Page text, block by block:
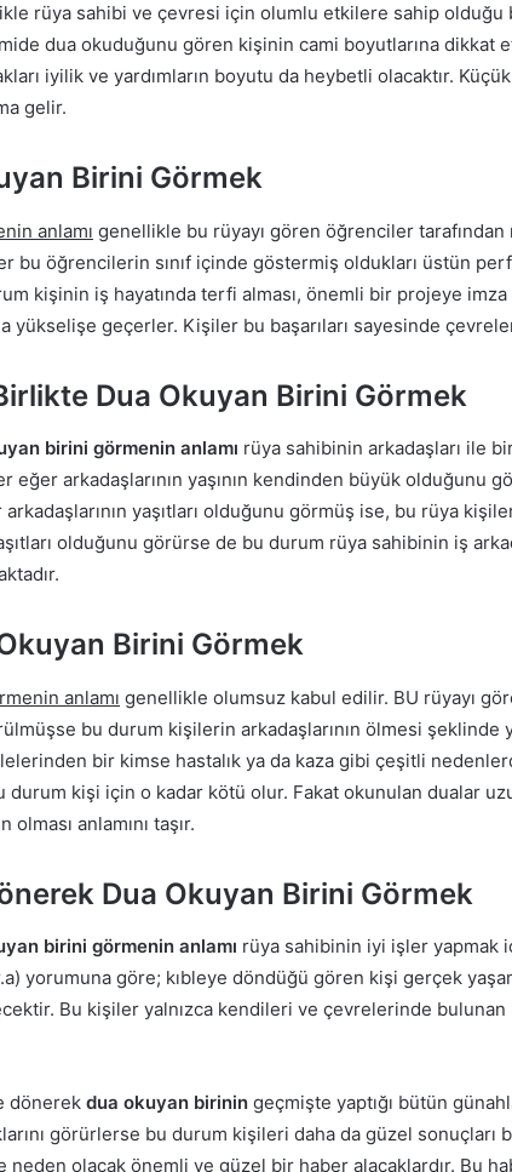
rüya sahibi ve çevresi için olumlu etkilere sahip
dua okuduğunu gören kişinin cami boyutlarına dikkat
iyilik ve yardımların boyutu da heybetli olacaktır.
gelir.
Birini Görmek
anlamı genellikle bu rüyayı gören öğrenciler
öğrencilerin sınıf içinde göstermiş oldukları üstün
kişinin iş hayatında terfi alması, önemli bir projeye
yükselişe geçerler. Kişiler bu başarıları sayesinde
Dua Okuyan Birini Görmek
birini görmenin anlamı rüya sahibinin arkadaşları ile
eğer arkadaşlarının yaşının kendinden büyük
yaşıtları olduğunu görmüş ise, bu rüya
olduğunu görürse de bu durum rüya sahibinin iş
Birini Görmek
anlamı genellikle olumsuz kabul edilir. BU rüyayı
bu durum kişilerin arkadaşlarının ölmesi şeklinde
bir kimse hastalık ya da kaza gibi çeşitli
kişi için o kadar kötü olur. Fakat okunulan dualar
anlamını taşır.
Dua Okuyan Birini Görmek
birini görmenin anlamı rüya sahibinin iyi işler yapmak
yorumuna göre; kıbleye döndüğü gören kişi gerçek
Bu kişiler yalnızca kendileri ve çevrelerinde bulunan
dönerek dua okuyan birinin geçmişte yaptığı bütün
görürlerse bu durum kişileri daha da güzel
neden olacak önemli ve güzel bir haber alacaklardır. Bu